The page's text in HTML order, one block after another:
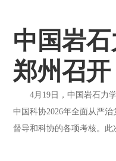
中国岩
郑州召开
4月19日，中国岩石力学
中国科协2026年全面从严
督导和科协的各项考核。